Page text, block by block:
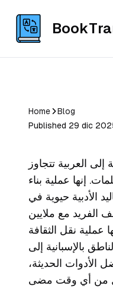
Home
Blog
Published 29 dic
العربية تتجاوز
إنها عملية بناء
الأدبية حيوية في
الفريد مع ملايين
عملية نقل الثقافة
بالإسبانية إلى
الأدوات الحديثة،